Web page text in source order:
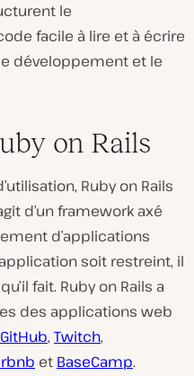
le
facile à lire et à écrire
développement et le
on Rails
Ruby on Rails
d’un framework axé
d’applications
soit restreint, il
fait. Ruby on Rails a
des applications web
GitHub, Twitch,
et BaseCamp.